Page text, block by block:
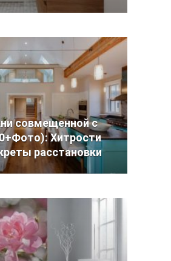
совмещенной с
Хитрости
расстановки